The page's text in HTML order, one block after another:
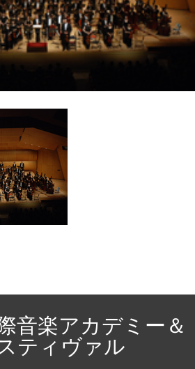
音楽アカデミー＆
ティヴァル